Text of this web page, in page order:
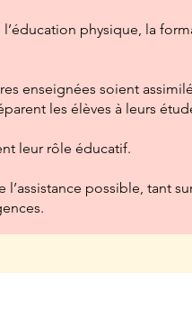
l’éducation physique, la
enseignées soient
les élèves à leurs
leur rôle éducatif.
l’assistance possible, tant